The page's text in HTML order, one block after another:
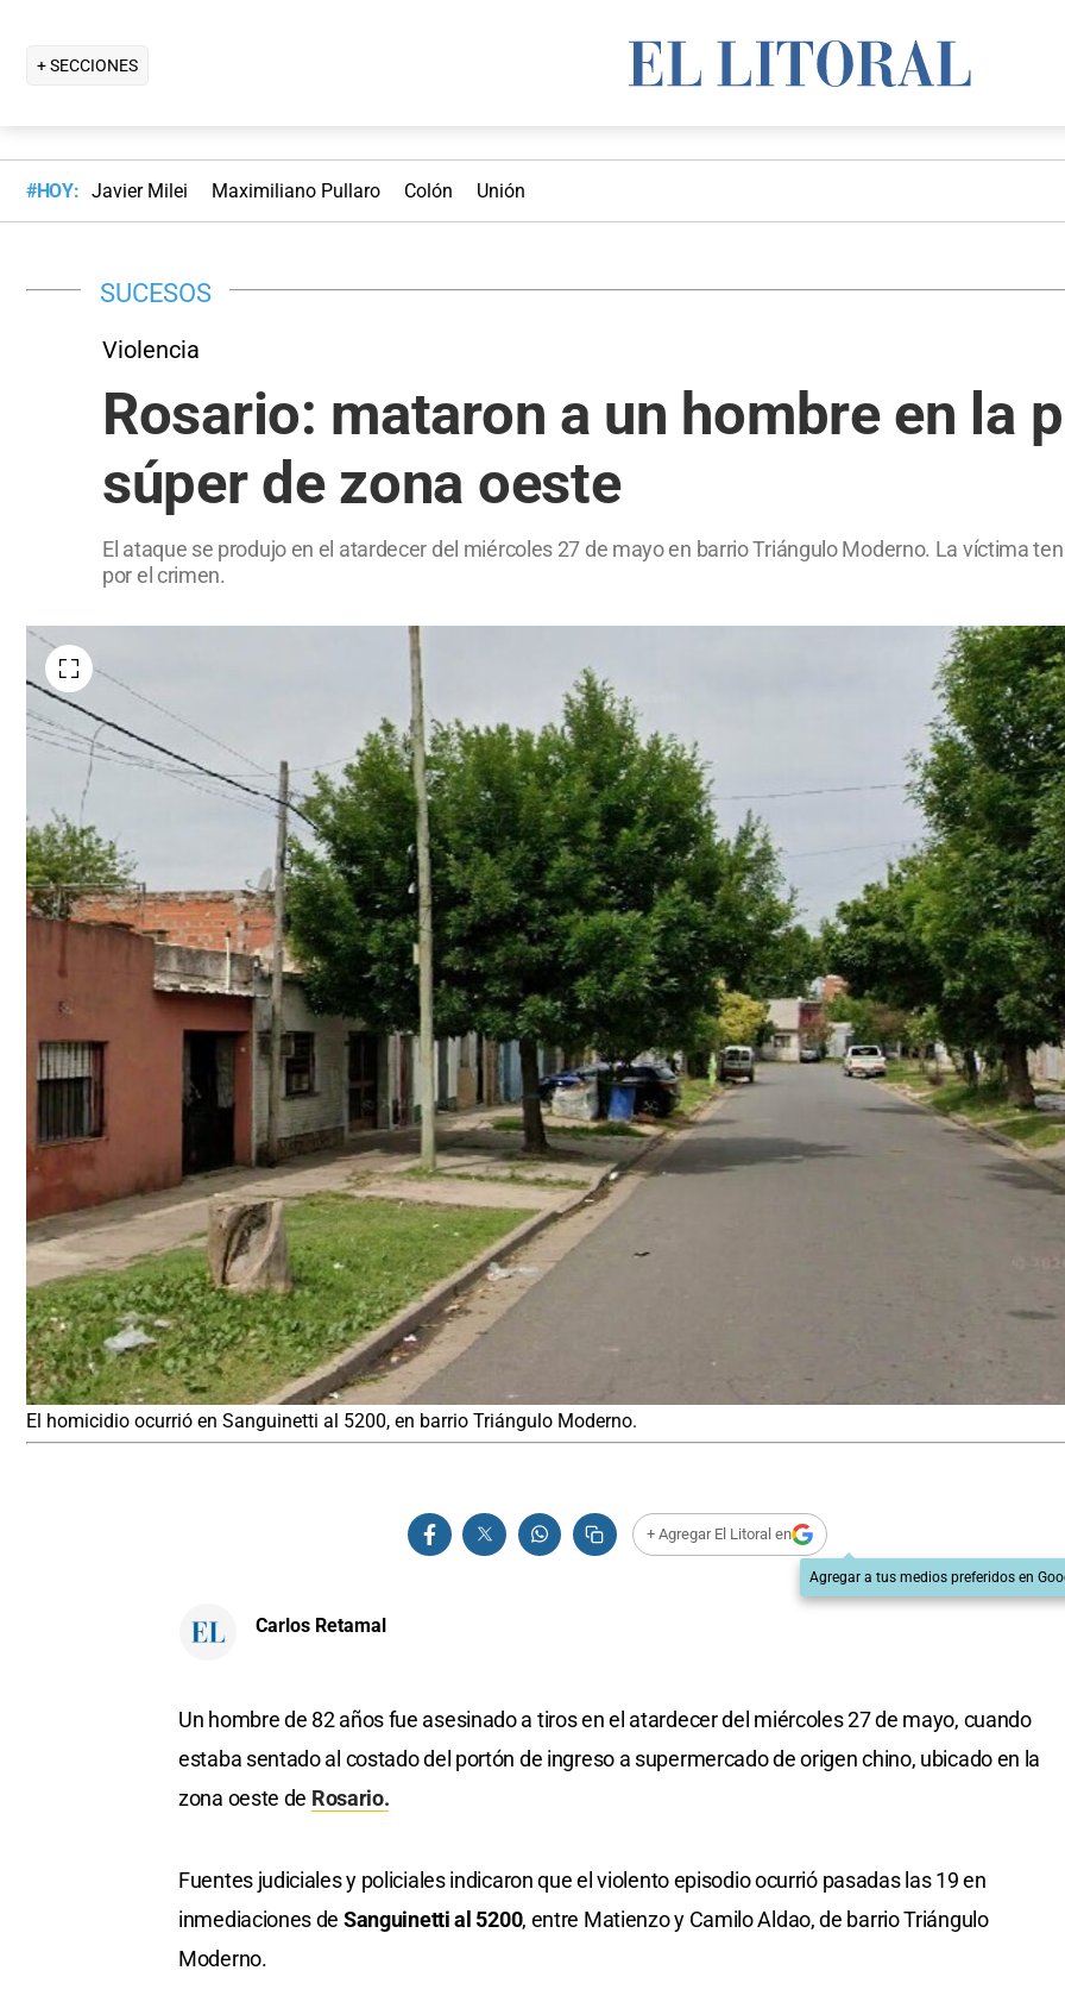
+ SECCIONES
#HOY: Javier Milei Maximiliano Pullaro Colón Unión
SUCESOS
Violencia
Rosario: mataron a un hombre en la
súper de zona oeste
El ataque se produjo en el atardecer del miércoles 27 de mayo en barrio Triángulo Moderno. La víctima
por el crimen.
El homicidio ocurrió en Sanguinetti al 5200, en barrio Triángulo Moderno.
+ Agregar El Litoral en
Agregar a tus medios preferidos en
Carlos Retamal
Un hombre de 82 años fue asesinado a tiros en el atardecer del miércoles 27 de mayo, cuando
estaba sentado al costado del portón de ingreso a supermercado de origen chino, ubicado en la
zona oeste de Rosario.
Fuentes judiciales y policiales indicaron que el violento episodio ocurrió pasadas las 19 en
inmediaciones de Sanguinetti al 5200, entre Matienzo y Camilo Aldao, de barrio Triángulo
Moderno.